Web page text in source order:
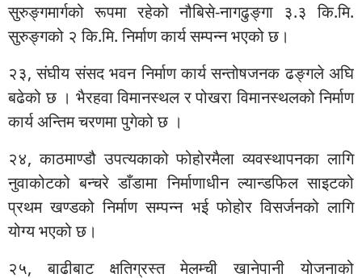
सुरुङ्गमार्गको रूपमा रहेको नौबिसे-नागढुङ्गा ३.३ कि.मि.
सुरुङ्गको २ कि.मि. निर्माण कार्य सम्पन्न भएको छ।
२३, संघीय संसद भवन निर्माण कार्य सन्तोषजनक ढङ्गले अघि
बढेको छ । भैरहवा विमानस्थल र पोखरा विमानस्थलको निर्माण
कार्य अन्तिम चरणमा पुगेको छ ।
२४, काठमाण्डौ उपत्यकाको फोहोरमैला व्यवस्थापनका लागि
नुवाकोटको बन्चरे डाँडामा निर्माणाधीन ल्यान्डफिल साइटको
प्रथम खण्डको निर्माण सम्पन्न भई फोहोर विसर्जनको लागि
योग्य भएको छ।
२५, बाढीबाट क्षतिग्रस्त मेलम्ची खानेपानी योजनाको